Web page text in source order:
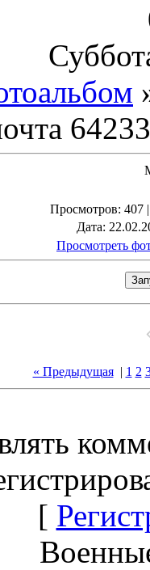
Просмотров: 407
Дата:
Просмотреть
« Предыдущая| 1 2
[